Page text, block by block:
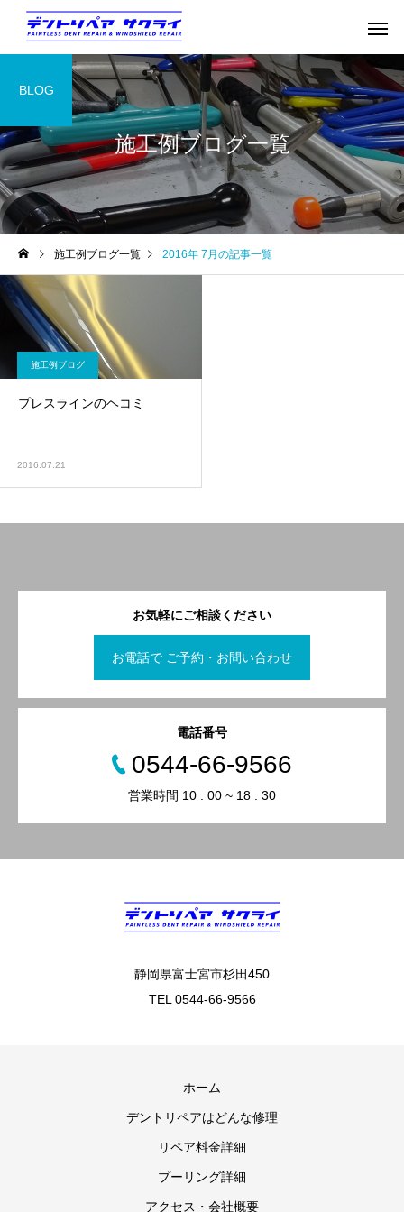
施工例ブログ一覧
BLOG
施工例ブログ一覧 2016年 7月の記事一覧
施工例ブログ
プレスラインのヘコミ
2016.07.21
お気軽にご相談ください
お電話で ご予約・お問い合わせ
電話番号
0544-66-9566
営業時間 10 : 00 ~ 18 : 30
静岡県富士宮市杉田450
TEL 0544-66-9566
ホーム
デントリペアはどんな修理
リペア料金詳細
プーリング詳細
アクセス・会社概要